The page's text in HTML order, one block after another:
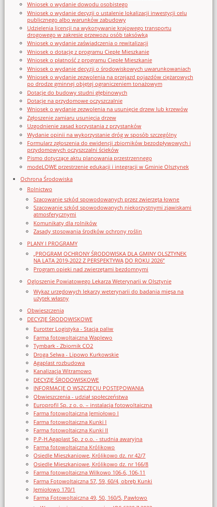
Wniosek o wydanie dowodu osobistego
Wniosek o wydanie decyzji o ustalenie lokalizacji inwestycji celu
publicznego albo warunków zabudowy
Udzielenia licencji na wykonywanie krajowego transportu
drogowego w zakresie przewozu osób taksówką
Wniosek o wydanie zaświadczenia o rewitalizacji
Wniosek o dotację z programu Ciepłe Mieszkanie
Wniosek o płatność z programu Ciepłe Mieszkanie
Wniosek o wydanie decyzji o środowiskowych uwarunkowaniach
Wniosek o wydanie zezwolenia na przejazd pojazdów ciężarowych
po drodze gminnej objętej ograniczeniem tonażowym
Dotacje do budowy studni głębinowych
Dotacje na przydomowe oczyszczalnie
Wniosek o wydanie zezwolenia na usunięcie drzew lub krzewów
Zgłoszenie zamiaru usunięcia drzew
Uzgodnienie zasad korzystania z przystanków
Wydanie opinii na wykorzystanie dróg w sposób szczególny
Formularz zgłoszenia do ewidencji zbiorników bezodpływowych i
przydomowych oczyszczalni ścieków
Pismo dotyczące aktu planowania przestrzennego
modeLOWE przestrzenie edukacji i integracji w Gminie Olsztynek
Ochrona Środowiska
Rolnictwo
Szacowanie szkód spowodowanych przez zwierzęta łowne
Szacowanie szkód spowodowanych niekorzystnymi zjawiskami
atmosferycznymi
Komunikaty dla rolników
Zasady stosowania środków ochrony roślin
PLANY I PROGRAMY
„PROGRAM OCHRONY ŚRODOWISKA DLA GMINY OLSZTYNEK
NA LATA 2019-2022 Z PERSPEKTYWĄ DO ROKU 2026”
Program opieki nad zwierzętami bezdomnymi
Ogloszenie Powiatowego Lekarza Weterynarii w Olsztynie
Wykaz urzędowych lekarzy weterynarii do badania mięsa na
użytek własny
Obwieszczenia
DECYZJE ŚRODOWISKOWE
Eurotter Logistyka - Stacja paliw
Farma fotowoltaiczna Waplewo
Tymbark - Zbiornik CO2
Droga Selwa - Lipowo Kurkowskie
Agaplast rozbudowa
Kanalizacja Witramowo
DECYZJE ŚRODOWISKOWE
INFORMACJE O WSZCZĘCIU POSTĘPOWANIA
Obwieszczenia - udział społeczeństwa
Europrofil Sp. z o. o. – instalacja fotowoltaiczna
Farma fotowoltaiczna Jemiołowo I
Farma fotowoltaiczna Kunki I
Farma fotowoltaiczna Kunki II
P.P-H.Agaplast Sp. z o.o. - studnia awaryjna
Farma fotowoltaiczna Królikowo
Osiedle Mieszkaniowe, Królikowo dz. nr 42/7
Osiedle Mieszkaniowe, Królikowo dz. nr 166/8
Farma fotowoltaiczna Wilkowo 106-6, 106-11
Farma Fotowoltaiczna 57, 59, 60/4, obręb Kunki
Jemiołowo 170/1
Farma Fotowoltaiczna 49, 50, 160/5, Pawłowo